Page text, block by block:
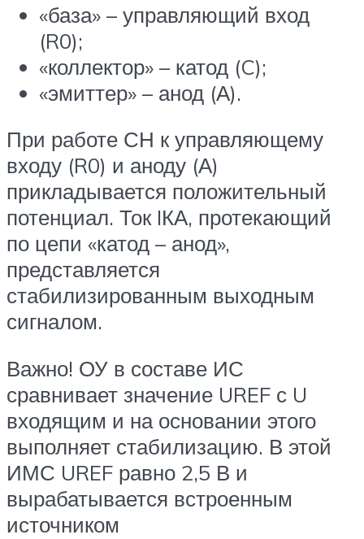
«база» – управляющий вход
(R0);
«коллектор» – катод (C);
«эмиттер» – анод (А).
При работе СН к управляющему
входу (R0) и аноду (А)
прикладывается положительный
потенциал. Ток IКА, протекающий
по цепи «катод – анод»,
представляется
стабилизированным выходным
сигналом.
Важно! ОУ в составе ИС
сравнивает значение UREF с U
входящим и на основании этого
выполняет стабилизацию. В этой
ИМС UREF равно 2,5 В и
вырабатывается встроенным
источником